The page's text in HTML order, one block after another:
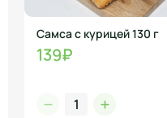
Самса с курицей 130 г
139₽